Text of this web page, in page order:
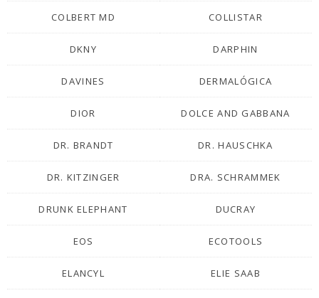
COLBERT MD COLLISTAR
DKNY DARPHIN
DAVINES DERMALÓGICA
DIOR DOLCE AND GABBANA
DR. BRANDT DR. HAUSCHKA
DR. KITZINGER DRA. SCHRAMMEK
DRUNK ELEPHANT DUCRAY
EOS ECOTOOLS
ELANCYL ELIE SAAB